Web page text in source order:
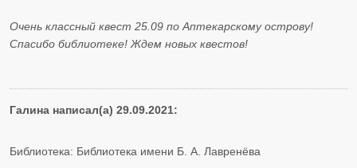
Очень классный квест 25.09 по Аптекарскому острову!
Спасибо библиотеке! Ждем новых квестов!
Галина написал(а) 29.09.2021:
Библиотека: Библиотека имени Б. А. Лавренёва